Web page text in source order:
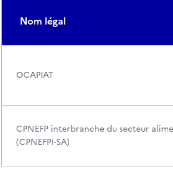
Nom légal
OCAPIAT
CPNEFP interbranche du secteur
(CPNEFPI-SA)